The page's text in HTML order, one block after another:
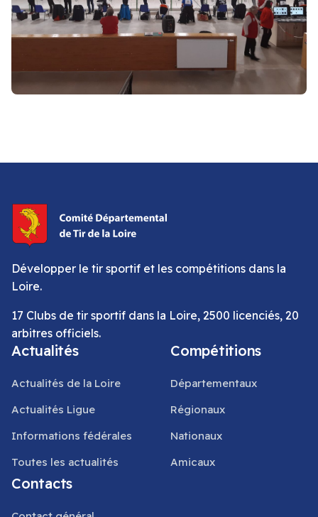
Développer le tir sportif et les compétitions dans la
Loire.
17 Clubs de tir sportif dans la Loire, 2500 licenciés, 20
arbitres officiels.
Actualités
Actualités de la Loire
Actualités Ligue
Informations fédérales
Toutes les actualités
Compétitions
Départementaux
Régionaux
Nationaux
Amicaux
Contacts